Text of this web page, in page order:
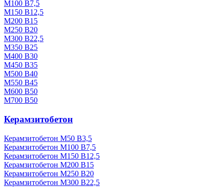
М100 В7,5
М150 В12,5
М200 В15
М250 В20
М300 В22,5
М350 В25
М400 В30
М450 В35
М500 В40
М550 В45
М600 В50
М700 В50
Керамзитобетон
Керамзитобетон М50 В3,5
Керамзитобетон М100 В7,5
Керамзитобетон М150 В12,5
Керамзитобетон М200 В15
Керамзитобетон М250 В20
Керамзитобетон М300 В22,5